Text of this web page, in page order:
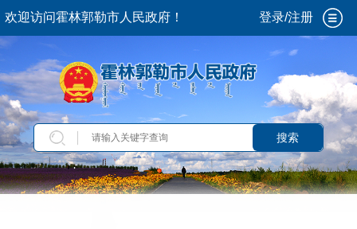
欢迎访问霍林郭勒市人民政府！ 登录/注册
搜索